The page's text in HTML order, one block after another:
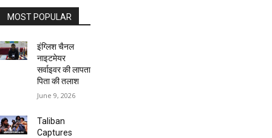
MOST POPULAR
इंग्लिश चैनल
नाइटमेयर
सर्वाइवर की लापता
पिता की तलाश
June 9, 2026
Taliban
Captures